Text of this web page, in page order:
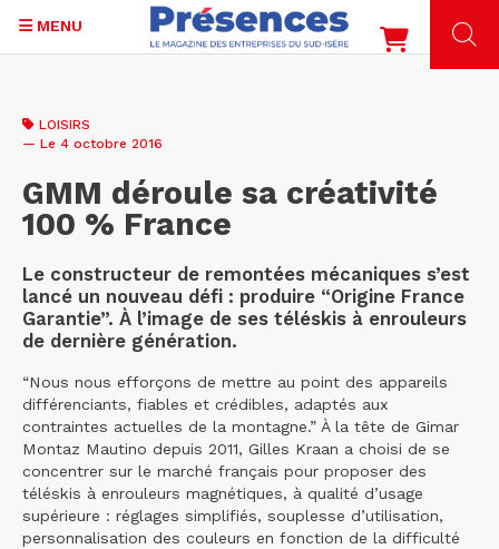
contenu
MENU
LOISIRS
— Le 4 octobre 2016
GMM déroule sa créativité
100 % France
Le constructeur de remontées mécaniques s’est
lancé un nouveau défi : produire “Origine France
Garantie”. À l’image de ses téléskis à enrouleurs
de dernière génération.
“Nous nous efforçons de mettre au point des appareils
différenciants, fiables et crédibles, adaptés aux
contraintes actuelles de la montagne.” À la tête de Gimar
Montaz Mautino depuis 2011, Gilles Kraan a choisi de se
concentrer sur le marché français pour proposer des
téléskis à enrouleurs magnétiques, à qualité d’usage
supérieure : réglages simplifiés, souplesse d’utilisation,
personnalisation des couleurs en fonction de la difficulté